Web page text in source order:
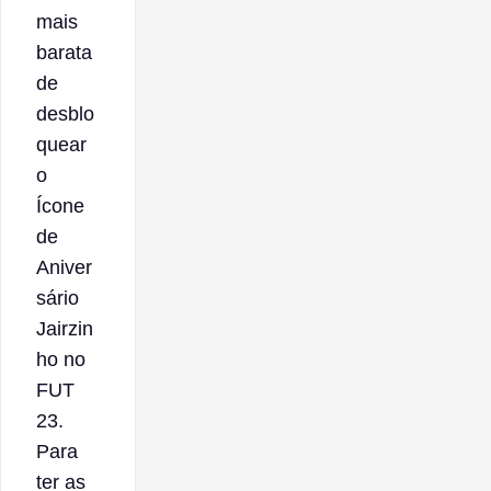
mais
barata
de
desblo
quear
o
Ícone
de
Aniver
sário
Jairzin
ho no
FUT
23.
Para
ter as